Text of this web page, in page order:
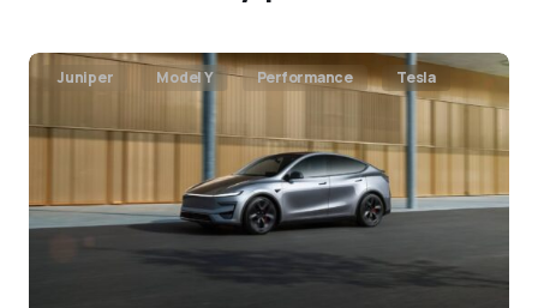
Juniper Model Y Performance Tesla